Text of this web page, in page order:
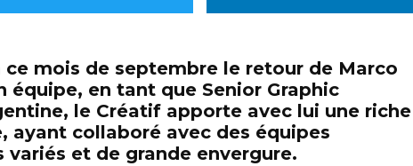
ce mois de septembre le retour de Marco
équipe, en tant que Senior Graphic
le Créatif apporte avec lui une riche
ayant collaboré avec des équipes
et de grande envergure.